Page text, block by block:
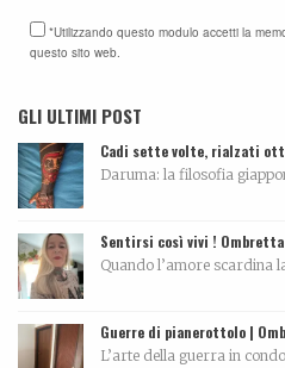
*Utilizzando questo modulo accetti la
questo sito web.
GLI ULTIMI POST
Cadi sette volte, rialzati
Daruma: la filosofia
Sentirsi così vivi !
Quando l’amore scardina
Guerre di pianerottolo |
L’arte della guerra in